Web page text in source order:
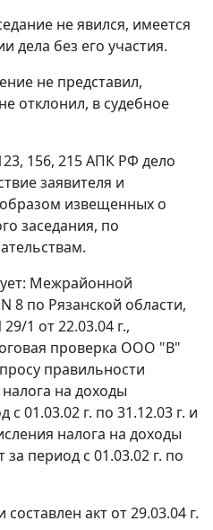
не явился, имеется
дела без его участия.
не представил,
отклонил, в судебное
, 156, 215АПК РФ дело
заявителя и
извещенных о
заседания, по
Межрайонной
8 по Рязанской области,
1 от 22.03.04 г.,
проверка ООО "В"
правильности
на доходы
01.03.02 г. по 31.12.03 г. и
налога на доходы
период с 01.03.02 г. по
акт от 29.03.04 г.